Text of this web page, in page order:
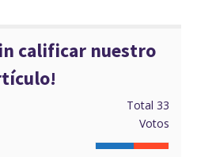
calificar nuestro
Total 33
Votos